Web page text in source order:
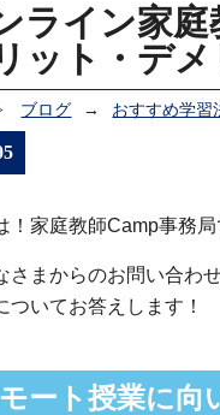
ライン家
ット・デメ
ブログ → おすすめ学習
！家庭教師Camp事務局
さまからのお問い合わ
ついてお答えします！
ート授業に向